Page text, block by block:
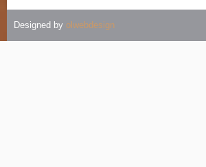
Designed by olwebdesign